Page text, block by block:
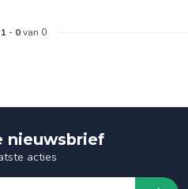
1 - 0van 0
nieuwsbrief
acties